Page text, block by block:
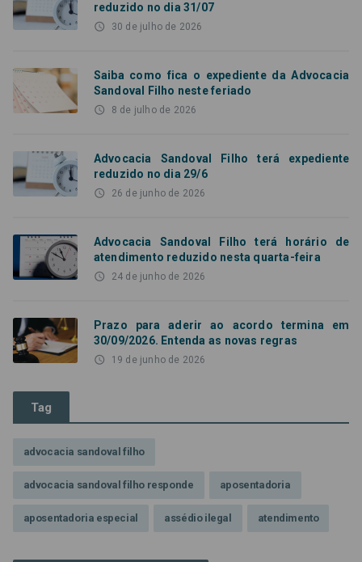
reduzido no dia 31/07
access_time 30 de julho de 2026
Saiba como fica o expediente da Advocacia
Sandoval Filho neste feriado
access_time 8 de julho de 2026
Advocacia Sandoval Filho terá expediente
reduzido no dia 29/6
access_time 26 de junho de 2026
Advocacia Sandoval Filho terá horário de
atendimento reduzido nesta quarta-feira
access_time 24 de junho de 2026
Prazo para aderir ao acordo termina em
30/09/2026. Entenda as novas regras
access_time 19 de junho de 2026
Tag
advocacia sandoval filho
advocacia sandoval filho responde aposentadoria
aposentadoria especial assédio ilegal atendimento